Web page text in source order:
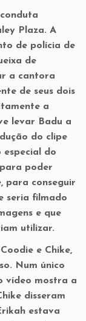
Plaza. A
de polícia de
de
a cantora
de seus dois
a
levar Badu a
do clipe
especial do
poder
para conseguir
seria filmado
e que
utilizar.
e Chike,
Num único
vídeo mostra a
disseram
estava